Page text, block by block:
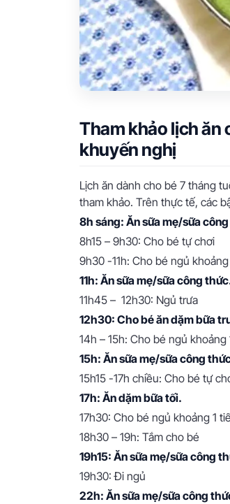
Tham khảo lịch ăn
khuyến nghị
Lịch ăn dành cho bé 7 tháng
tham khảo. Trên thực tế, các
8h sáng: Ăn sữa mẹ/sữa
8h15 – 9h30: Cho bé tự chơi
9h30 -11h: Cho bé ngủ
11h: Ăn sữa mẹ/sữa công
11h45 – 12h30: Ngủ trưa
12h30: Cho bé ăn dặm bữa
14h – 15h: Cho bé ngủ khoảng
15h: Ăn sữa mẹ/sữa công
15h15 -17h chiều: Cho bé tự
17h: Ăn dặm bữa tối.
17h30: Cho bé ngủ khoảng 1
18h30 – 19h: Tắm cho bé
19h15: Ăn sữa mẹ/sữa công
19h30: Đi ngủ
22h: Ăn sữa mẹ/sữa công